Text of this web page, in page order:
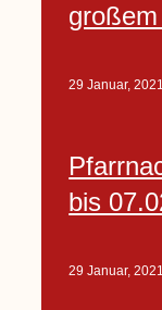
29 Januar, 2021
bis
29 Januar, 2021